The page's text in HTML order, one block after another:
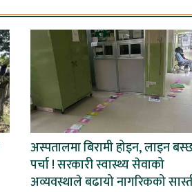
अस्पतालमा बिरामी होइन, लाइन
पर्चा ! सरकारी स्वास्थ्य सेवाको
अव्यवस्थाले बढायो नागरिकको